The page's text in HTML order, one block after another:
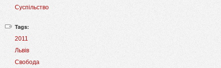
Суспільство
Tags:
2011
Львів
Свобода